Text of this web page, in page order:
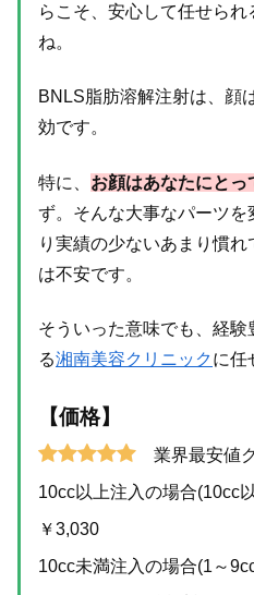
らこそ、安心して任せられ
ね。
BNLS脂肪溶解注射は、顔
効です。
特に、 お顔はあなたにと
ず。そんな大事なパーツ
り実績の少ないあまり慣
は不安です。
そういった意味でも、経
る湘南美容クリニックに任
【価格】
業界最安値
10cc以上注入の場合(10cc
￥3,030
10cc未満注入の場合(1～